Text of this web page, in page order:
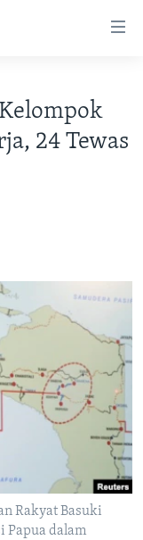
24 Tewas
Rakyat Basuki
Papua dalam